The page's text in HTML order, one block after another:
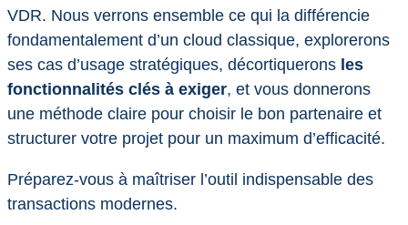
VDR. Nous verrons ensemble ce qui la différencie
fondamentalement d’un cloud classique, explorerons
ses cas d’usage stratégiques, décortiquerons les
fonctionnalités clés à exiger, et vous donnerons
une méthode claire pour choisir le bon partenaire et
structurer votre projet pour un maximum d’efficacité.
Préparez-vous à maîtriser l’outil indispensable des
transactions modernes.